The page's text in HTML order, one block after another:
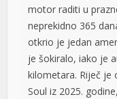
motor raditi u
neprekidno 365
otkrio je jedan
je šokiralo, iako je
kilometara. Riječ je
Soul iz 2025.